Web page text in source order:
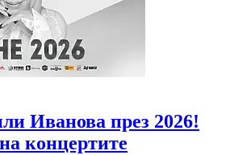
Иванова през 2026!
концертите